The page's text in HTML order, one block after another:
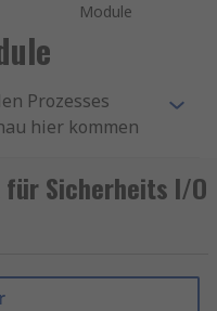
Module
Prozesses
hier kommen
bieten nicht
sondern setzen
für
mit unseren
Sicherheits I/O